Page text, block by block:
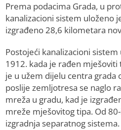
Prema podacima Grada, u
kanalizacioni sistem uloženo
izgrađeno 28,6 kilometara
Postojeći kanalizacioni
1912. kada je rađen mješoviti
je u užem dijelu centra grada
poslije zemljotresa se naglo
mreža u gradu, kad je
mreže mješovitog tipa. Od
izgradnja separatnog sistema.